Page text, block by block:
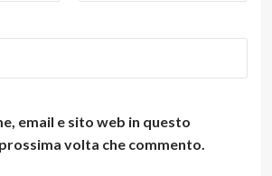
email e sito web in questo
volta che commento.